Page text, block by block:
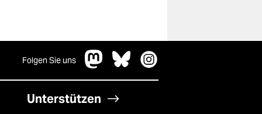
Folgen Sie uns
Unterstützen